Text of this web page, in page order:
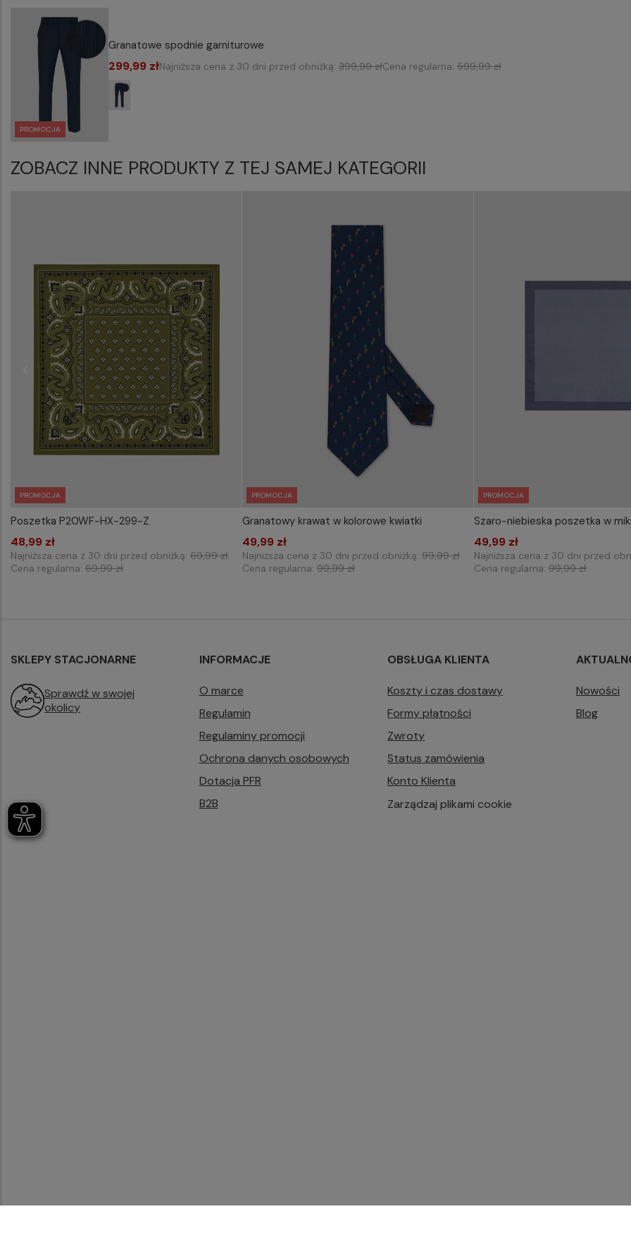
PROMOCJA
Granatowe spodnie garniturowe
299,99 złNajniższa cena z 30 dni przed obniżką: 399,99 złCena regularna: 599,99 zł
ZOBACZ INNE PRODUKTY Z TEJ SAMEJ KATEGORII
PROMOCJA
WYBIERZ ROZMIAR DO KOSZYKA
Poszetka P20WF-HX-299-Z
48,99 zł
Najniższa cena z 30 dni przed obniżką: 69,99 zł
Cena regularna: 69,99 zł
PROMOCJA
WYBIERZ ROZMIAR DO KOSZYKA
Granatowy krawat w kolorowe kwiatki
49,99 zł
Najniższa cena z 30 dni przed obniżką: 99,99 zł
Cena regularna: 99,99 zł
PROMOCJA
WYBIERZ ROZMIAR DO
Szaro-niebieska poszetka w
49,99 zł
Najniższa cena z 30 dni przed
Cena regularna:99,99 zł
SKLEPY STACJONARNE
Sprawdź w swojej
okolicy
INFORMACJE
O marce
Regulamin
Regulaminy promocji
Ochrona danych osobowych
Dotacja PFR
B2B
OBSŁUGA KLIENTA
Koszty i czas dostawy
Formy płatności
Zwroty
Status zamówienia
Konto Klienta
Zarządzaj plikami cookie
Nowości
Blog